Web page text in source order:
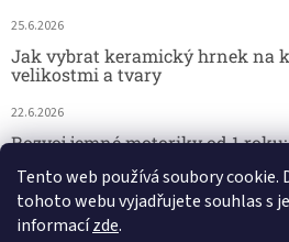
Tento web používá soubory cookie.
tohoto webu vyjadřujete souhlas s
informacízde.
25.6.2026
Jak vybrat keramický hrnek na
velikostmi a tvary
22.6.2026
Rozvoj jemné motoriky od 1
18.6.2026